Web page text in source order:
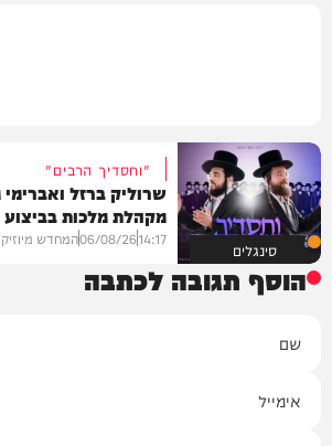
סינגלים
"וחסדיך הרבים"
שרוליק ברזל
מקהלת מלכות
14:17
06/08/26המחדש מיוזיק
הוסף תגובה לכתבה